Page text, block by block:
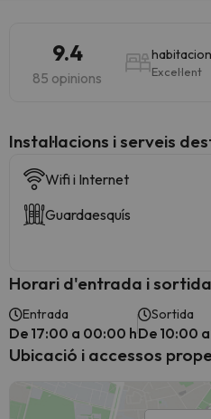
9.4
85 opinions Excel·lent
Instal·lacions i serveis
Wifi i Internet
Guardaesquís
Horari d'entrada i sortida
Entrada
De 17:00 a 00:00 h
Sortida
De 10:00
Ubicació i accessos